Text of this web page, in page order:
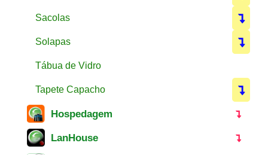
Sacolas
Solapas
Tábua de Vidro
Tapete Capacho
Hospedagem
LanHouse